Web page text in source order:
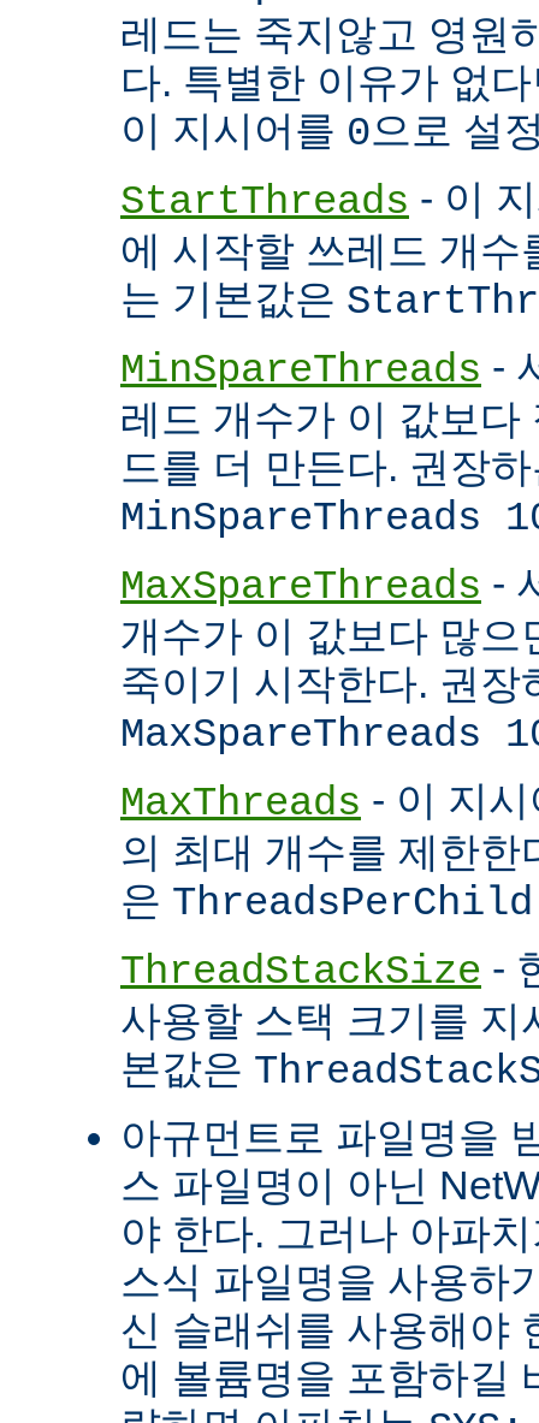
레드는 죽지않고 영원
다. 특별한 이유가 없
이 지시어를 0으로 설
StartThreads - 이
에 시작할 쓰레드 개수
는 기본값은
MinSpareThreads -
레드 개수가 이 값보다
드를 더 만든다. 권장
MinSpareThreads
MaxSpareThreads -
개수가 이 값보다 많으
죽이기 시작한다. 권장
MaxSpareThreads
MaxThreads - 이 지
의 최대 개수를 제한한
은
ThreadStackSize -
사용할 스택 크기를 지
본값은
아규먼트로 파일명을
스 파일명이 아닌
야 한다. 그러나 아파
스식 파일명을 사용하
신 슬래쉬를 사용해야
에 볼륨명을 포함하길